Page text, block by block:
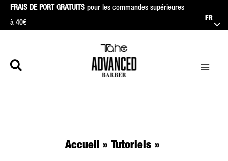
AllerFRAIS DE PORT GRATUITS pour les commandes supérieures
à 40€
FR
Accueil Tutoriels